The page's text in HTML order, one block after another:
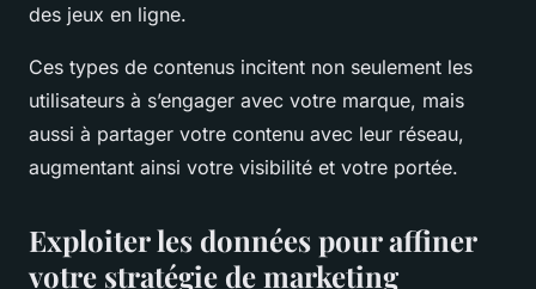
des jeux en ligne.
Ces types de contenus incitent non seulement les
utilisateurs à s’engager avec votre marque, mais
aussi à partager votre contenu avec leur réseau,
augmentant ainsi votre visibilité et votre portée.
Exploiter les données pour affiner
votre stratégie de marketing